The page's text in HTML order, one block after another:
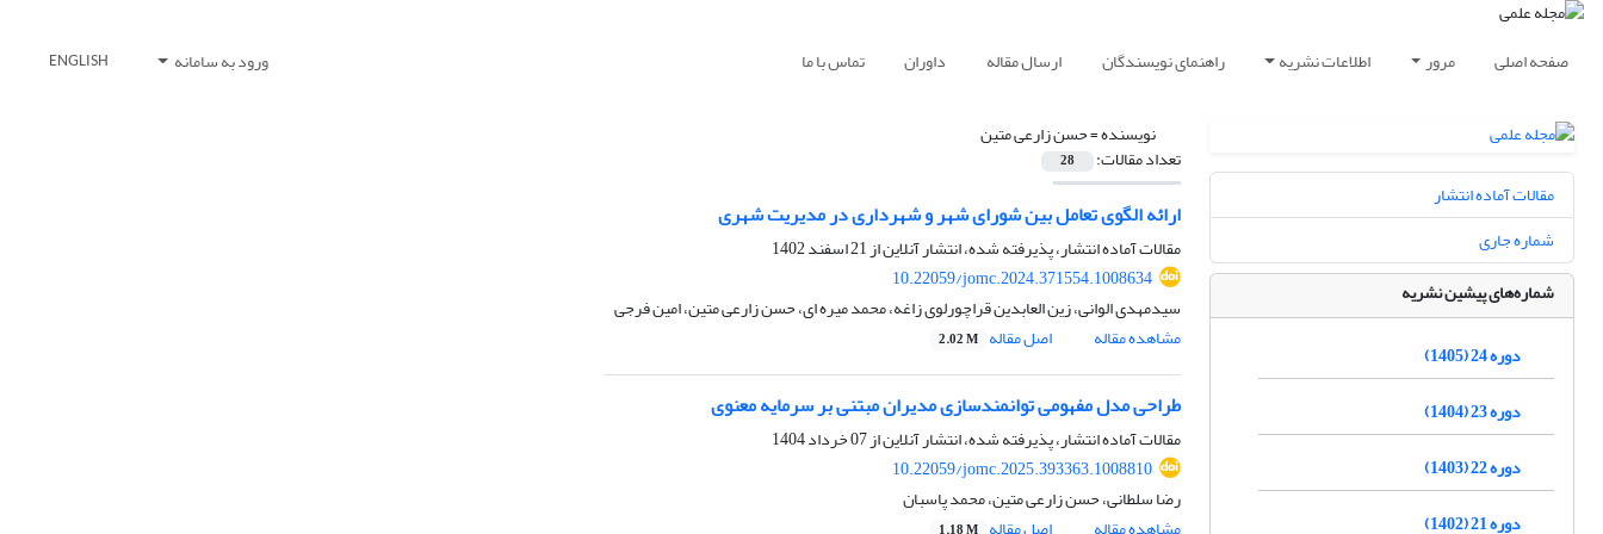
صفحه اصلی مرور اطلاعات نشریه راهنمای نویسندگان ارسال مقاله داوران تماس با ما ورود به سامانه ENGLISH
نویسنده =حسن زارعی متین
تعداد مقالات: 28
ارائه الگوی تعامل بین شورای شهر و شهرداری در مدیریت شهری
مقالات آماده انتشار، پذیرفته شده، انتشار آنلاین از21 اسفند 1402
10.22059/jomc.2024.371554.1008634
سیدمهدی الوانی، زین العابدین قراچورلوی زاغه، محمد میره ای، حسن زارعی متین، امین فرجی
مشاهده مقاله
اصل مقاله 2.02 M
طراحی مدل مفهومی توانمندسازی مدیران مبتنی بر سرمایه معنوی
مقالات آماده انتشار، پذیرفته شده، انتشار آنلاین از07 خرداد 1404
10.22059/jomc.2025.393363.1008810
رضا سلطانی، حسن زارعی متین، محمد پاسبان
مقالات آماده انتشار
شماره جاری
شماره‌های پیشین نشریه
دوره 24 (1405)
دوره 23 (1404)
دوره 22 (1403)
دوره 21 (1402)